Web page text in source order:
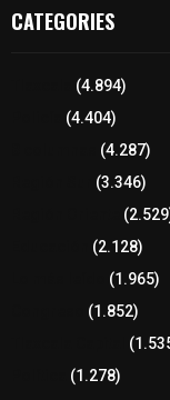
CATEGORIES
(4.894)
(4.404)
(4.287)
(3.346)
(2.128)
(1.965)
(1.852)
(1.278)